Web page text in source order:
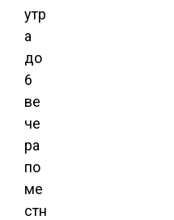
утр
а
до
6
ве
че
ра
по
ме
стн